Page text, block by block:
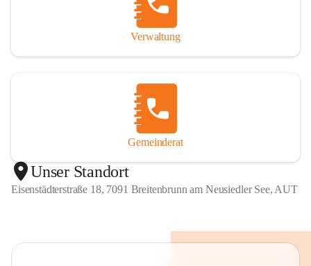
Verwaltung
Gemeinderat
Unser Standort
Eisenstädterstraße 18, 7091 Breitenbrunn am Neusiedler See, AUT